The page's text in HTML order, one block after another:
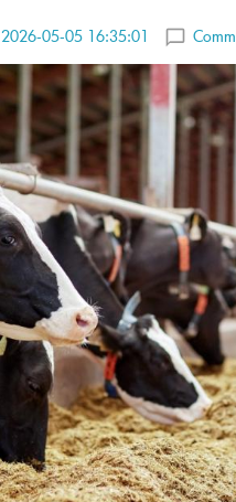
2026-05-05 16:35:01